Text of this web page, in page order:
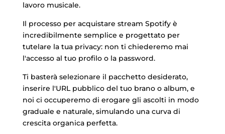
lavoro musicale.
Il processo per acquistare stream Spotify è
incredibilmente semplice e progettato per
tutelare la tua privacy: non ti chiederemo mai
l'accesso al tuo profilo o la password.
Ti basterà selezionare il pacchetto desiderato,
inserire l'URL pubblico del tuo brano o album, e
noi ci occuperemo di erogare gli ascolti in modo
graduale e naturale, simulando una curva di
crescita organica perfetta.